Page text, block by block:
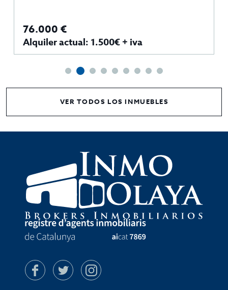
76.000 €
Alquiler actual: 1.500€ + iva
VER TODOS LOS INMUEBLES